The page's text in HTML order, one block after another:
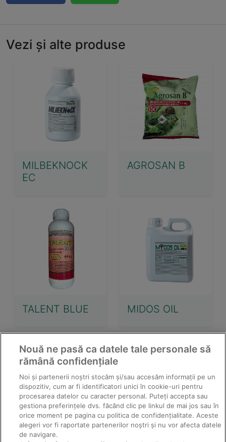
Vezi și alte produse
MILBEKNOCK
EC
AGROSAN B
TALENT BLUE MIDOS OIL
Nouă ne pasă ca datele tale personale să
rămână confidențiale
Noi și partenerii noștri stocăm și/sau accesăm informații pe un
dispozitiv, cum ar fi identificatori unici în cookie-uri pentru
procesarea datelor cu caracter personal. Puteți accepta sau
gestiona preferințele dvs. făcând clic pe linkul de mai jos sau în
orice moment pe pagina cu politica de confidențialitate. Aceste
alegeri vor fi raportate partenerilor noștri și nu vor afecta datele
de navigare.